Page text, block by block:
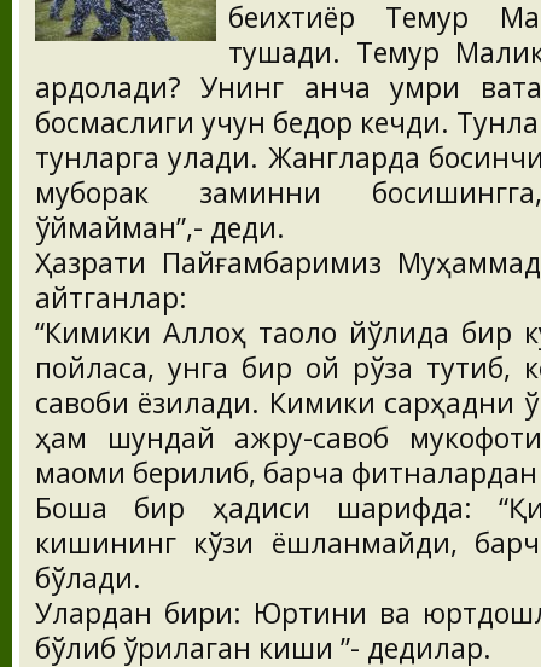
беихтиёр Темур
тушади. Темур
ардоқлади? Унинг қанча умри
босмаслиги учун бедор кечди.
тунларга улади. Жангларда
муборак заминни
қўймайман”,- деди.
Ҳазрати Пайғамбаримиз
айтганлар:
“Кимики Аллоҳ таоло йўлида бир
пойласа, унга бир ой рўза тутиб,
савоби ёзилади. Кимики сарҳадни
ҳам шундай ажру-савоб
мақоми берилиб, барча
Бошқа бир ҳадиси шарифда:
кишининг кўзи ёшланмайди,
бўлади.
Улардан бири: Юртини ва
бўлиб қўриқлаган киши ”- дедилар.